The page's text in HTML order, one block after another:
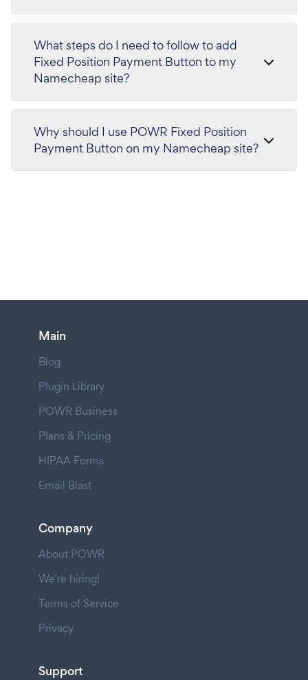
What steps do I need to follow to add
Fixed Position Payment Button to my
Namecheap site?
Why should I use POWR Fixed Position
Payment Button on my Namecheap site?
Main
Blog
Plugin Library
POWR Business
Plans & Pricing
HIPAA Forms
Email Blast
Company
About POWR
We're hiring!
Terms of Service
Privacy
Support